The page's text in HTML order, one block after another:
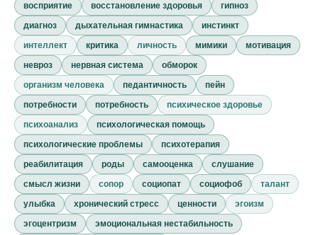
восприятие
восстановление здоровья
гипноз
диагноз
дыхательная гимнастика
инстинкт
интеллект
критика личность мимики
мотивация
невроз
нервная система
обморок
организм человека
педантичность
пейн
потребности
потребность
психическое здоровье
психоанализ
психологическая помощь
психологические проблемы
психотерапия
реабилитация
роды самооценка
слушание
смысл жизни
сопор социопат социофоб
талант
улыбка
хронический стресс ценности
эгоизм
эгоцентризм
эмоциональная нестабильность